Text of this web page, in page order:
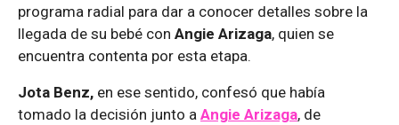
programa radial para dar a conocer detalles sobre la
llegada de su bebé con Angie Arizaga, quien se
encuentra contenta por esta etapa.
Jota Benz, en ese sentido, confesó que había
tomado la decisión junto a Angie Arizaga, de